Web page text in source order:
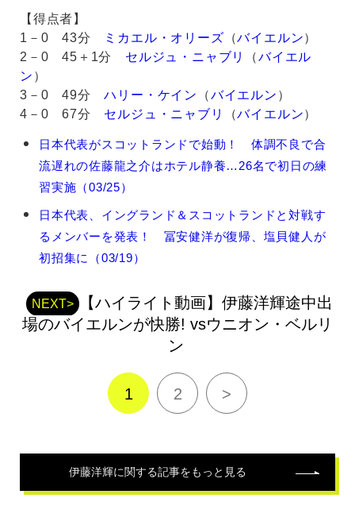
【得点者】
1－0 43分
ミカエル・オリーズ （バイエルン）
2－0 45＋1分 セルジュ・ニャブリ （バイエル
ン ）
3－0 49分ハリー・ケイン （バイエルン ）
4－0 67分 セルジュ・ニャブリ （バイエルン）
伊
関
日本代表がスコットランドで始動！ 体調不良で合
流遅れの佐藤龍之介はホテル静養…26名で初日の練
習実施（03/25）
日本代表、イングランド＆スコットランドと対戦す
るメンバーを発表！ 冨安健洋が復帰、塩貝健人が
初招集に（03/19）
NEXT>
【ハイライト動画】伊藤洋輝途中出
場のバイエルンが快勝! vsウニオン・ベルリ
ン
1 2 >
伊藤洋輝に関する記事をもっと見る